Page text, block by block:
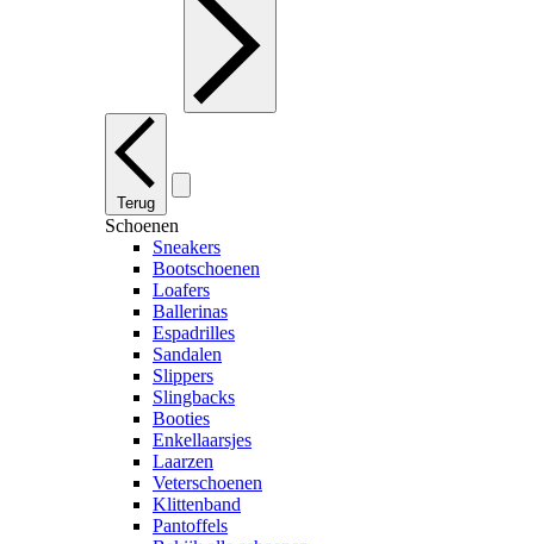
Terug
Schoenen
Sneakers
Bootschoenen
Loafers
Ballerinas
Espadrilles
Sandalen
Slippers
Slingbacks
Booties
Enkellaarsjes
Laarzen
Veterschoenen
Klittenband
Pantoffels